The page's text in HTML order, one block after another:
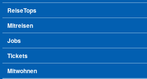
ReiseTops
Mitreisen
Jobs
Tickets
Mitwohnen